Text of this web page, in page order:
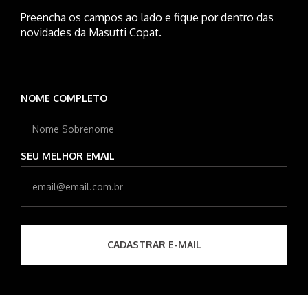
Preencha os campos ao lado e fique por dentro das
novidades da Masutti Copat.
NOME COMPLETO
SEU MELHOR EMAIL